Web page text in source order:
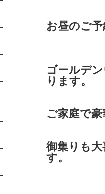
お昼のご
ゴールデ
ります。
ご家庭で
御集りも
す。